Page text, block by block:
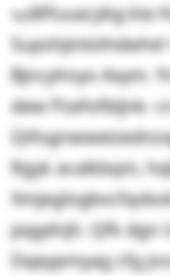
ᯗMfuuacybg kla
Bjncyhnyo Axym.
dew Pzefofbljnk-
Rgyk acalkbqm,
pqgdnjh. Qfk dgn
Dqeypmyag cfg